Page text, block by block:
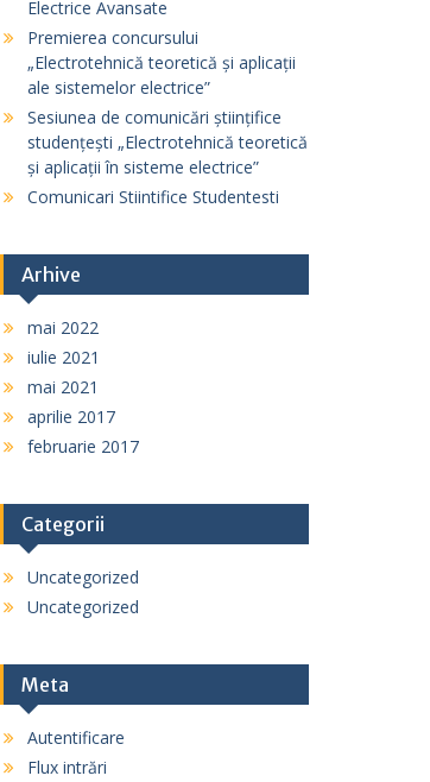
Electrice Avansate
Premierea concursului
„Electrotehnică teoretică și aplicații
ale sistemelor electrice”
Sesiunea de comunicări științifice
studențești „Electrotehnică teoretică
și aplicații în sisteme electrice”
Comunicari Stiintifice Studentesti
Arhive
mai 2022
iulie 2021
mai 2021
aprilie 2017
februarie 2017
Categorii
Uncategorized
Uncategorized
Meta
Autentificare
Flux intrări